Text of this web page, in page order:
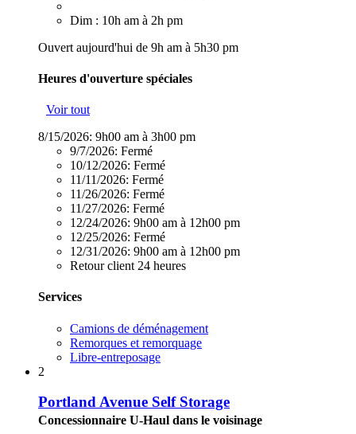
Dim : 10h am à 2h pm
Ouvert aujourd'hui de 9h am à 5h30 pm
Heures d'ouverture spéciales
Voir tout
8/15/2026: 9h00 am à 3h00 pm
9/7/2026: Fermé
10/12/2026: Fermé
11/11/2026: Fermé
11/26/2026: Fermé
11/27/2026: Fermé
12/24/2026: 9h00 am à 12h00 pm
12/25/2026: Fermé
12/31/2026: 9h00 am à 12h00 pm
Retour client 24 heures
Services
Camions de déménagement
Remorques et remorquage
Libre-entreposage
2
Portland Avenue Self Storage
Concessionnaire U-Haul dans le voisinage